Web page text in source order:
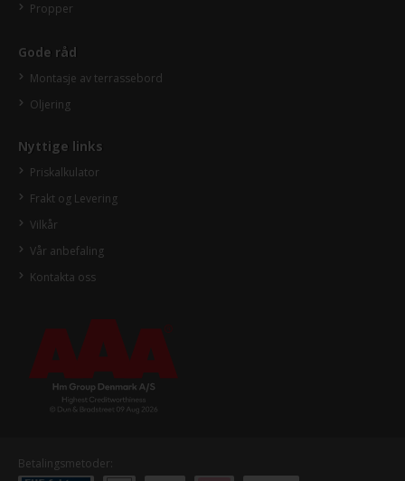
Propper
Gode råd
Montasje av terrassebord
Oljering
Nyttige links
Priskalkulator
Frakt og Levering
Vilkår
Vår anbefaling
Kontakta oss
Betalingsmetoder: